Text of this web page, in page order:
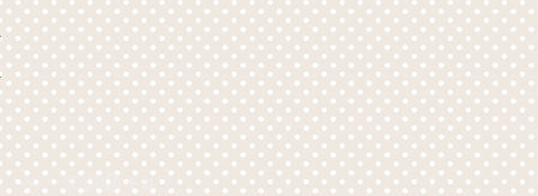
ぺ・スジ③＋α